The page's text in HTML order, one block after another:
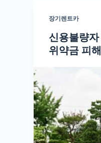
장기렌트카
신용불량
위약금 피